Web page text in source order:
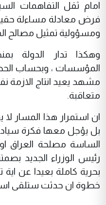
امام ثقل التفاهمات
فرض معادلة مساءلة
ومسؤولية تمثيل مصالح
وهكذا تدار الدولة
المؤسسات ، وبحساب
مشهد يعيد انتاج الازمة
متعاقبة.
ان استمرار هذا المسار
بل يؤجل معها فكرة
الساسة مصلحة العراق
رئيس الوزراء الجديد
بحرية كاملة بعيدا عن اية
خطوة ان حدثت ستلقى